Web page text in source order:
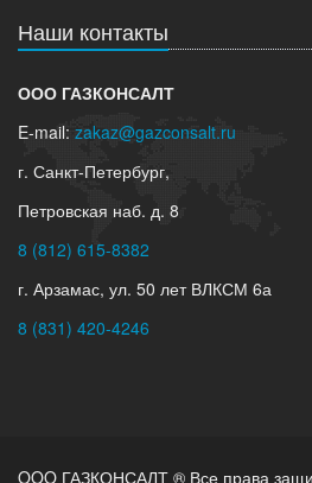
Наши контакты
ООО ГАЗКОНСАЛТ
E-mail: zakaz@gazconsalt.ru
г. Санкт-Петербург,
Петровская наб. д. 8
8 (812) 615-8382
г. Арзамас, ул. 50 лет ВЛКСМ 6а
8 (831) 420-4246
OOO ГАЗКОНСАЛТ ® Все права